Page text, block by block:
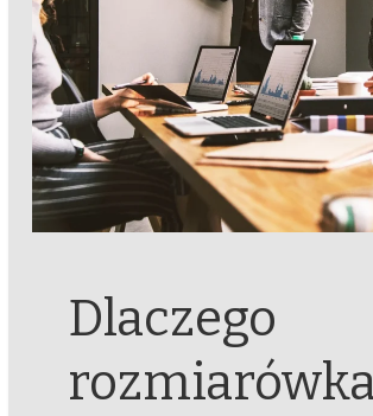
Dlaczego